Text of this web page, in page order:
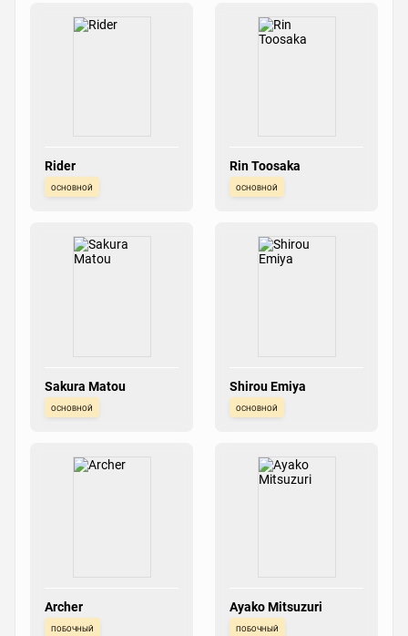
Rider
основной
Rin Toosaka
основной
Sakura Matou
основной
Shirou Emiya
основной
Archer
побочный
Ayako Mitsuzuri
побочный